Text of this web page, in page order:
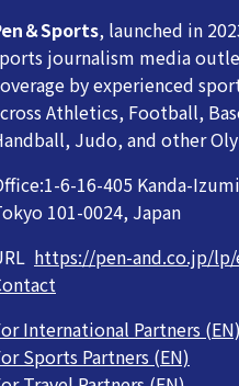
＆Sports, launched in
journalism media
by experienced
Athletics, Football,
Judo, and other
6-16-405 Kanda-
101-0024, Japan
https://pen-and.co.jp/
International Partners (EN)
Sports Partners (EN)